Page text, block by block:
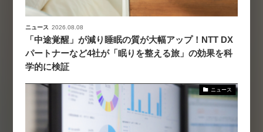
ニュース 2026.08.08
「中途覚醒」が減り睡眠の質が大幅アップ！NTT DX
パートナーなど4社が「眠りを整える旅」の効果を科
学的に検証
ニュース